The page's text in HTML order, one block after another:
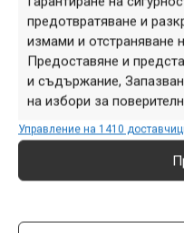
предотвратяване и
измами и отстраняване
Предоставяне и
и съдържание,
на избори за
Управление на 1410
СЕКЦИИ
Начало
Събития
Други